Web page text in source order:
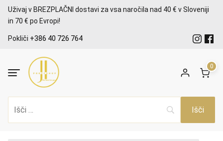
Preskoči
Uživaj v BREZPLAČNI dostavi za vsa naročila nad 40 € v Sloveniji
in 70 € po Evropi!
Pokliči +386 40 726 764
0